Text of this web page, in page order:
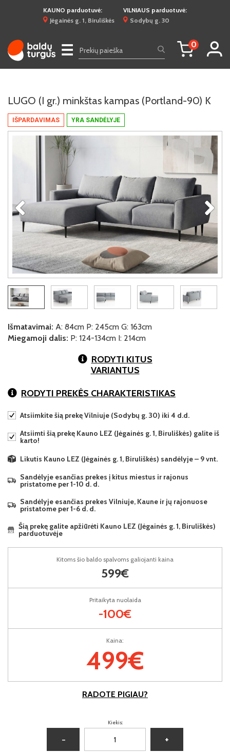
KAUNO parduotuvė:
Jėgainės g. 1, Biruliškės
VILNIAUS parduotuvė:
Sodybų g. 30
☰ 0
IŠPARDAVIMAS YRA SANDĖLYJE
LUGO (I gr.) minkštas kampas (Portland-90) K
Išmatavimai: A: 84cm P: 245cm G: 163cm
Miegamoji dalis: P: 124-134cm I: 214cm
RODYTI KITUS
VARIANTUS
RODYTI PREKĖS CHARAKTERISTIKAS
Atsiimkite šią prekę Vilniuje (Sodybų g. 30) iki 4 d.d.
Atsiimti šią prekę Kauno LEZ (Jėgainės g. 1, Biruliškės) galite iš
karto!
Likutis Kauno LEZ (Jėgainės g. 1, Biruliškės) sandėlyje – 9 vnt.
Sandėlyje esančias prekes į kitus miestus ir rajonus
pristatome per 1-10 d. d.
Sandėlyje esančias prekes Vilniuje, Kaune ir jų rajonuose
pristatome per 1-6 d. d.
Šią prekę galite apžiūrėti Kauno LEZ (Jėgainės g. 1, Biruliškės)
parduotuvėje
Kaina:
499€
Kitoms šio baldo spalvoms galiojanti kaina
599€
Pritaikyta nuolaida
-100€
RADOTE PIGIAU?
Kiekis:
− +